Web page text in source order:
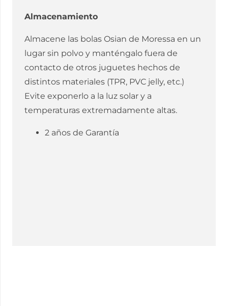
Almacenamiento
Almacene las bolas Osian de Moressa en un
lugar sin polvo y manténgalo fuera de
contacto de otros juguetes hechos de
distintos materiales (TPR, PVC jelly, etc.)
Evite exponerlo a la luz solar y a
temperaturas extremadamente altas.
2 años de Garantía